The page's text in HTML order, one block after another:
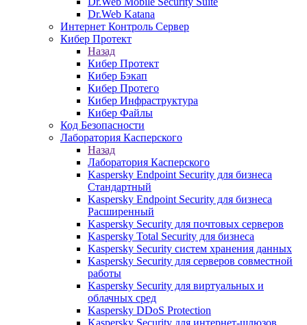
Dr.Web Katana
Интернет Контроль Сервер
Кибер Протект
Назад
Кибер Протект
Кибер Бэкап
Кибер Протего
Кибер Инфраструктура
Кибер Файлы
Код Безопасности
Лаборатория Касперского
Назад
Лаборатория Касперского
Kaspersky Endpoint Security для бизнеса
Стандартный
Kaspersky Endpoint Security для бизнеса
Расширенный
Kaspersky Security для почтовых серверов
Kaspersky Total Security для бизнеса
Kaspersky Security систем хранения данных
Kaspersky Security для серверов совместной
работы
Kaspersky Security для виртуальных и
облачных сред
Kaspersky DDoS Protection
Kaspersky Security для интернет-шлюзов